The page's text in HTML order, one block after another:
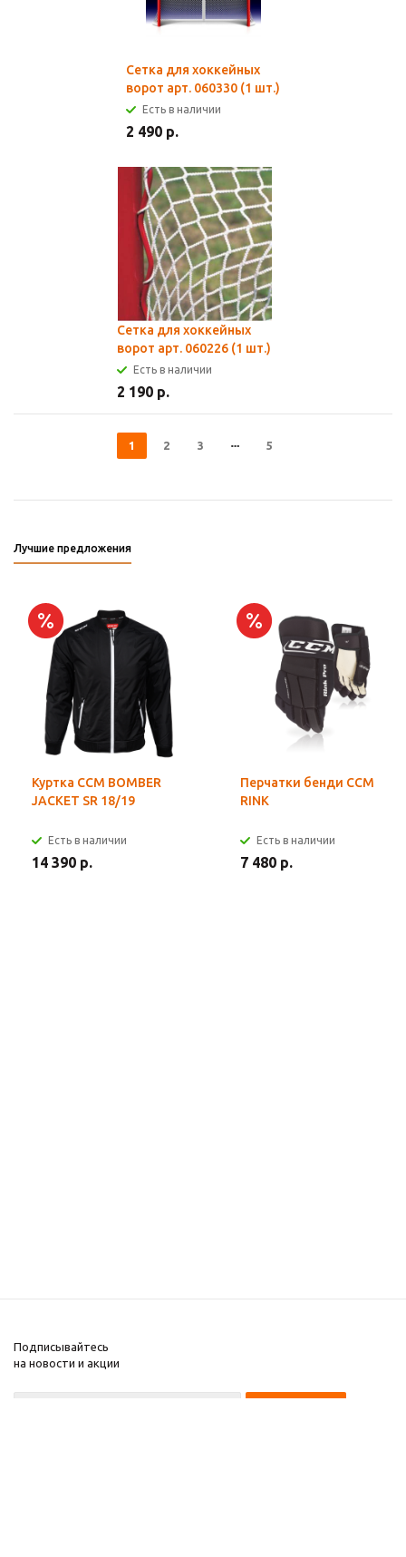
Сетка для хоккейных
ворот арт. 060330 (1 шт.)
Есть в наличии
2 490 р.
Сетка для хоккейных
ворот арт. 060226 (1 шт.)
Есть в наличии
2 190 р.
1 2 3 5
Лучшие предложения
Куртка CCM BOMBER
JACKET SR 18/19
Есть в наличии
14 390 р.
Перчатки бенди CCM
RINK
Есть в наличии
7 480 р.
Подписывайтесь
на новости и акции